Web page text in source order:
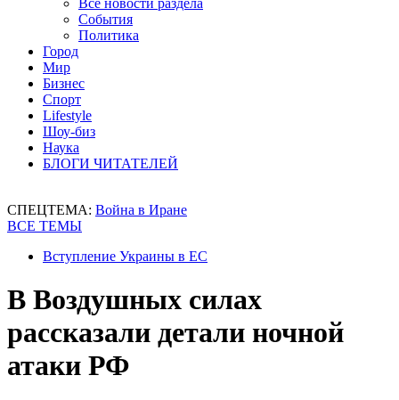
Все новости раздела
События
Политика
Город
Мир
Бизнес
Спорт
Lifestyle
Шоу-биз
Наука
БЛОГИ ЧИТАТЕЛЕЙ
СПЕЦТЕМА: Война в Иране
ВСЕ ТЕМЫ
Вступление Украины в ЕС
В Воздушных силах
рассказали детали ночной
атаки РФ